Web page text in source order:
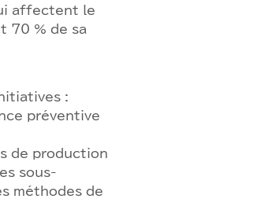
affectent le
70 % de sa
:
préventive
de production
sous-
méthodes de